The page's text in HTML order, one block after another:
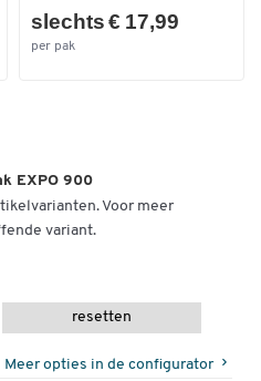
slechts € 17,99
per pak
EXPO 900
Voor meer
variant.
resetten
Meer opties in de configurator